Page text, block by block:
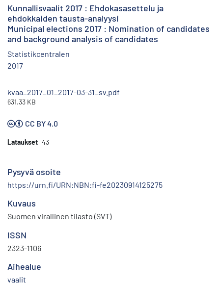
Kunnallisvaalit 2017 : Ehdokasasettelu ja
ehdokkaiden tausta-analyysi
Municipal elections 2017 : Nomination of candidates
and background analysis of candidates
Statistikcentralen
2017
kvaa_2017_01_2017-03-31_sv.pdf
631.33 KB
CC BY 4.0
Lataukset 43
Pysyvä osoite
https://urn.fi/URN:NBN:fi-fe20230914125275
Kuvaus
Suomen virallinen tilasto (SVT)
ISSN
2323-1106
Aihealue
vaalit